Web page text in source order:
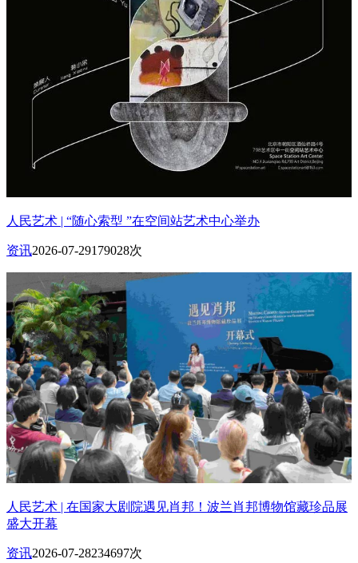
人民艺术 | “随心索型 ”在空间站艺术中心举办
资讯2026-07-29179028次
人民艺术 | 在国家大剧院遇见肖邦！波兰肖邦博物馆藏珍品展
盛大开幕
资讯2026-07-28234697次